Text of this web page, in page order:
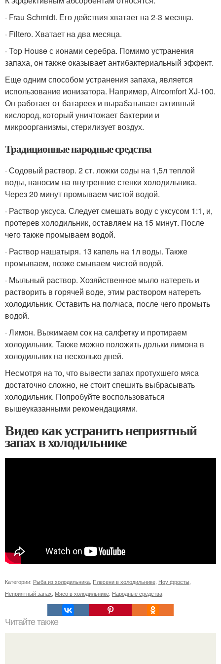
· Frau Schmidt. Его действия хватает на 2-3 месяца.
· Filtero. Хватает на два месяца.
· Top House с ионами серебра. Помимо устранения
запаха, он также оказывает антибактериальный эффект.
Еще одним способом устранения запаха, является
использование ионизатора. Например, Aircomfort XJ-100.
Он работает от батареек и вырабатывает активный
кислород, который уничтожает бактерии и
микроорганизмы, стерилизует воздух.
Традиционные народные средства
· Содовый раствор. 2 ст. ложки соды на 1,5л теплой
воды, наносим на внутренние стенки холодильника.
Через 20 минут промываем чистой водой.
· Раствор уксуса. Следует смешать воду с уксусом 1:1, и,
протерев холодильник, оставляем на 15 минут. После
чего также промываем водой.
· Раствор нашатыря. 13 капель на 1л воды. Также
промываем, позже смываем чистой водой.
· Мыльный раствор. Хозяйственное мыло натереть и
растворить в горячей воде, этим раствором натереть
холодильник. Оставить на полчаса, после чего промыть
водой.
· Лимон. Выжимаем сок на салфетку и протираем
холодильник. Также можно положить дольки лимона в
холодильник на несколько дней.
Несмотря на то, что вывести запах протухшего мяса
достаточно сложно, не стоит спешить выбрасывать
холодильник. Попробуйте воспользоваться
вышеуказанными рекомендациями.
Видео как устранить неприятный
запах в холодильнике
Категории: Рыба из холодильника, Плесени в холодильнике, Ноу фросты,
Неприятный запах, Мясо в холодильнике, Народные средства
Читайте также